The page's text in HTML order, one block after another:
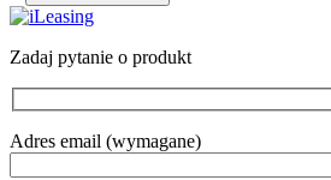
Zadaj pytanie o produkt
Adres email (wymagane)